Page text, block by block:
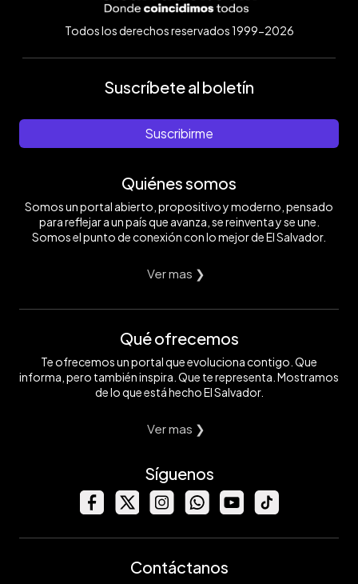
Todos los derechos reservados 1999-2026
Suscríbete al boletín
Suscribirme
Quiénes somos
Somos un portal abierto, propositivo y moderno, pensado
para reflejar a un país que avanza, se reinventa y se une.
Somos el punto de conexión con lo mejor de El Salvador.
Ver mas ❯
Qué ofrecemos
Te ofrecemos un portal que evoluciona contigo. Que
informa, pero también inspira. Que te representa. Mostramos
de lo que está hecho El Salvador.
Ver mas ❯
Síguenos
Contáctanos